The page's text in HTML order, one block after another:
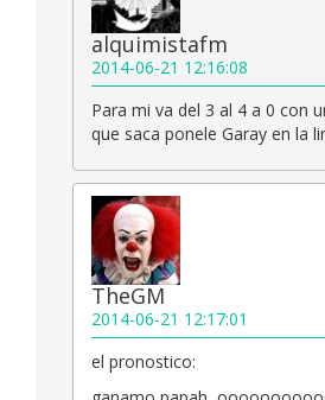
alquimistafm
2014-06-21 12:16:08
Para mi va del 3 al 4 a 0 con
que saca ponele Garay en la
TheGM
2014-06-21 12:17:01
el pronostico: